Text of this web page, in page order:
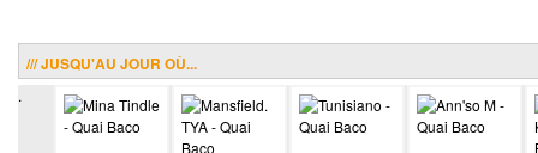
/// JUSQU'AU JOUR OÙ...
.